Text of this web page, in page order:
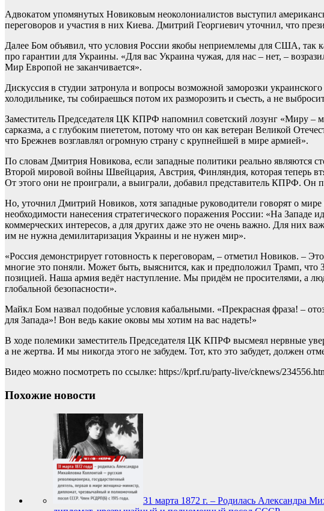
Адвокатом упомянутых Новиковым неоколониалистов выступил
переговоров и участия в них Киева. Дмитрий Георгиевич уточнил, что
Далее Бом объявил, что условия России якобы неприемлемы для США, так
про гарантии для Украины. «Для вас Украина чужая, для нас – нет, –
Мир Европой не заканчивается».
Дискуссия в студии затронула и вопросы возможной заморозки
холодильнике, ты собираешься потом их разморозить и съесть, а не
Заместитель Председателя ЦК КПРФ напомнил советский лозунг «Миру
сарказма, а с глубоким пиететом, потому что он как ветеран Великой
что Брежнев возглавлял огромную страну с крупнейшей в мире армией».
По словам Дмитрия Новикова, если западные политики реально являются
Второй мировой войны Швейцария, Австрия, Финляндия, которая теперь
От этого они не проиграли, а выиграли, добавил представитель КПРФ. Он
Но, уточнил Дмитрий Новиков, хотя западные руководители говорят о
необходимости нанесения стратегического поражения России: «На
коммерческих интересов, а для других даже это не очень важно. Для них
им не нужна демилитаризация Украины и не нужен мир».
«Россия демонстрирует готовность к переговорам, – отметил Новиков. –
многие это поняли. Может быть, выяснится, как и предположил Трамп, что
позицией. Наша армия ведёт наступление. Мы придём не просителями, а
глобальной безопасности».
Майкл Бом назвал подобные условия кабальными. «Прекрасная фраза! –
для Запада»! Вон ведь какие оковы мы хотим на вас надеть!»
В ходе полемики заместитель Председателя ЦК КПРФ высмеял нервные
а не жертва. И мы никогда этого не забудем. Тот, кто это забудет,
Видео можно посмотреть по ссылке: https://kprf.ru/party-live/cknews/
Похожие новости
31 марта 1872 г. – Родилась Александра